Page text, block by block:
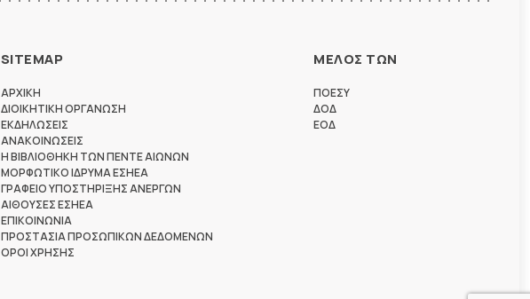
SITEMAP
ΑΡΧΙΚΗ
ΔΙΟΙΚΗΤΙΚΗ ΟΡΓΑΝΩΣΗ
ΕΚΔΗΛΩΣΕΙΣ
ΑΝΑΚΟΙΝΩΣΕΙΣ
Η ΒΙΒΛΙΟΘΗΚΗ ΤΩΝ ΠΕΝΤΕ ΑΙΩΝΩΝ
ΜΟΡΦΩΤΙΚΟ ΙΔΡΥΜΑ ΕΣΗΕΑ
ΓΡΑΦΕΙΟ ΥΠΟΣΤΗΡΙΞΗΣ ΑΝΕΡΓΩΝ
ΑΙΘΟΥΣΕΣ ΕΣΗΕΑ
ΕΠΙΚΟΙΝΩΝΙΑ
ΠΡΟΣΤΑΣΙΑ ΠΡΟΣΩΠΙΚΩΝ ΔΕΔΟΜΕΝΩΝ
ΟΡΟΙ ΧΡΗΣΗΣ
ΜΕΛΟΣ ΤΩΝ
ΠΟΕΣΥ
ΔΟΔ
ΕΟΔ